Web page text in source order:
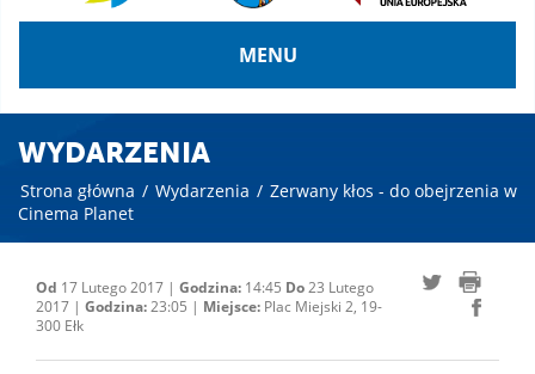
MENU
WYDARZENIA
Strona główna / Wydarzenia / Zerwany kłos - do obejrzenia w
Cinema Planet
Od 17 Lutego 2017 | Godzina: 14:45 Do23 Lutego
2017 | Godzina:23:05 | Miejsce: Plac Miejski 2, 19-
300 Ełk